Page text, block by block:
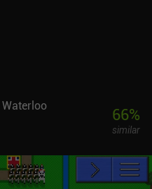
y progresar más rápido.
de forma gratuita, ya que no
elección si
por turnos con
66%
similar